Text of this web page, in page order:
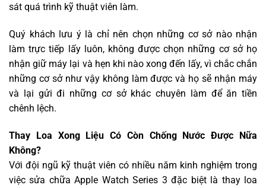
sát quá trình kỹ thuật viên làm.
Quý khách lưu ý là chỉ nên chọn những cơ sở nào nhận
làm trực tiếp lấy luôn, không được chọn những cơ sở họ
nhận giữ máy lại và hẹn khi nào xong đến lấy, vì chắc chắn
những cơ sở như vậy không làm được và họ sẽ nhận máy
và lại gửi đi những cơ sở khác chuyên làm để ăn tiền
chênh lệch.
Thay Loa Xong Liệu Có Còn Chống Nước Được Nữa
Không?
Với đội ngũ kỹ thuật viên có nhiều năm kinh nghiệm trong
việc sửa chữa Apple Watch Series 3 đặc biệt là thay loa